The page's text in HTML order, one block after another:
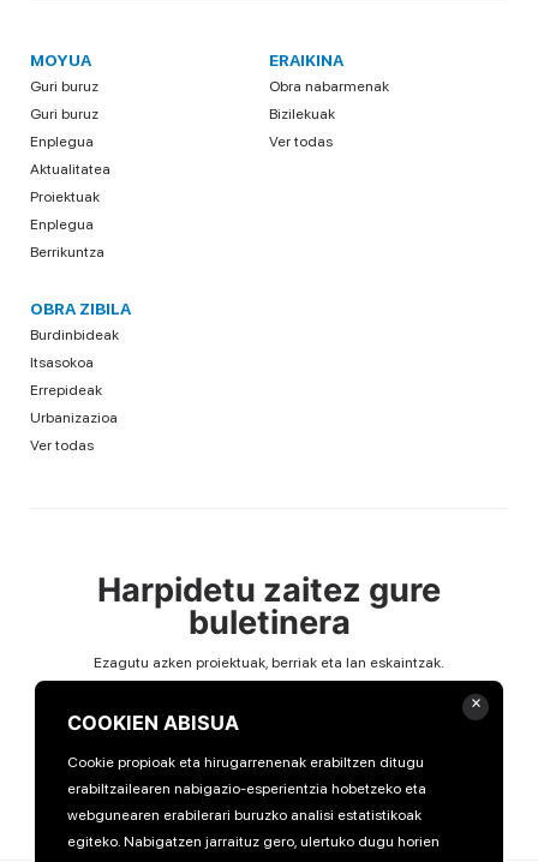
MOYUA
Guri buruz
Guri buruz
Enplegua
Aktualitatea
Proiektuak
Enplegua
Berrikuntza
ERAIKINA
Obra nabarmenak
Bizilekuak
Ver todas
OBRA ZIBILA
Burdinbideak
Itsasokoa
Errepideak
Urbanizazioa
Ver todas
Harpidetu zaitez gure
buletinera
Ezagutu azken proiektuak, berriak eta lan eskaintzak.
COOKIEN ABISUA
Cookie propioak eta hirugarrenenak erabiltzen ditugu
erabiltzailearen nabigazio-esperientzia hobetzeko eta
webgunearen erabilerari buruzko analisi estatistikoak
egiteko. Nabigatzen jarraituz gero, ulertuko dugu horien
×